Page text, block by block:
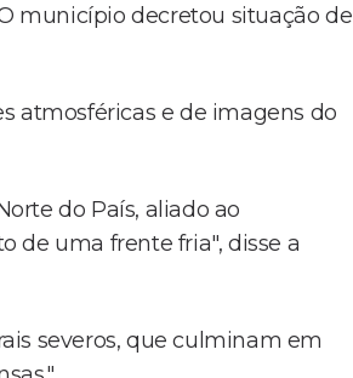
município decretou situação de
atmosféricas e de imagens do
do País, aliado ao
de uma frente fria", disse a
severos, que culminam em